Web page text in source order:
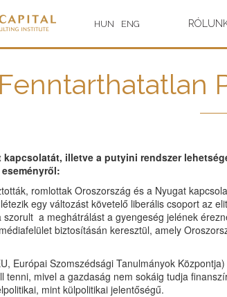
HUN ENG
Fenntarthatatlan
kapcsolatát, illetve a putyini rendszer
romlottak Oroszország és a Nyugat
egy változást követelő liberális csoport az
a meghátrálást a gyengeség jelének
biztosításán keresztül, amely
Európai Szomszédsági Tanulmányok
tenni, mivel a gazdaság nem sokáig tudja
mint külpolitikai jelentőségű.